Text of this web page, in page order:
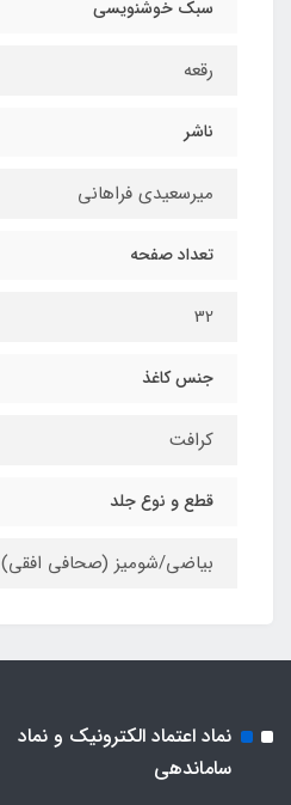
سبک خوشنویسی
رقعه
ناشر
میرسعیدی فراهانی
تعداد صفحه
32
جنس کاغذ
کرافت
قطع و نوع جلد
بیاضی/شومیز (صحافی افقی)
نماد اعتماد الکترونیک و نماد
ساماندهی